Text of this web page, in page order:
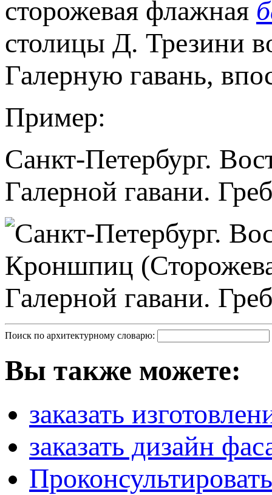
сторожевая флажная
столицы Д. Трезини
Галерную гавань,
Пример:
Санкт-Петербург.
Галерной гавани.
Поиск по архитектурному словарю:
Вы также можете:
заказать
заказать дизайн